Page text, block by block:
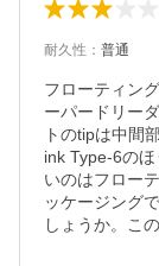
耐久性 ： 普通
フローティン
ーパードリー
トのtipは中間
ink Type-6の
いのはフロー
ッケージング
しょうか。こ